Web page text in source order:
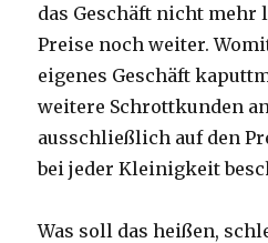
das Geschäft nicht mehr
Preise noch weiter.
eigenes Geschäft
weitere Schrottkunden
ausschließlich auf den
bei jeder Kleinigkeit
Was soll das heißen,